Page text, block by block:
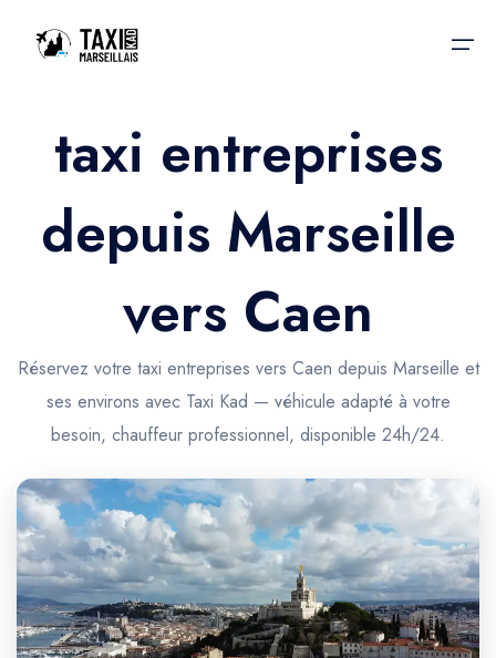
Accueil
Nos services
Nos services
Trajet Gare SNCF
Trajet Port croisière
Trajet Séminaire
Trajet Santé
Trajet Longue Distance
Taxis aéroport
Réservation
Actualités & évènements
Contactez-nous
taxi entreprises
depuis Marseille
vers Caen
Réservez votre taxi entreprises vers Caen depuis Marseille et
ses environs avec Taxi Kad — véhicule adapté à votre
besoin, chauffeur professionnel, disponible 24h/24.